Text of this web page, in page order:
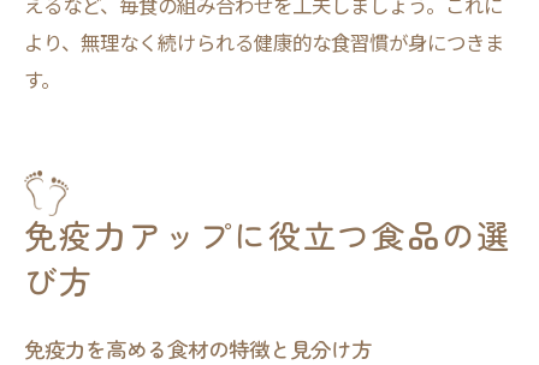
より、無理なく続けられる健康的な食習慣が身につきま
す。
免疫力アップに役立つ食品の選
び方
免疫力を高める食材の特徴と見分け方